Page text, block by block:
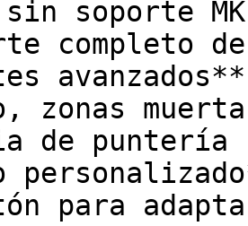
soporte
completo
zonas
de puntería
para